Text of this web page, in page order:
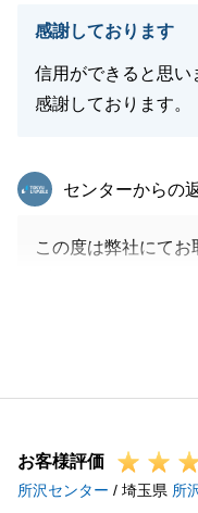
感謝しております
信用ができると思い
感謝しております。
東急リバブル
センターからの
この度は弊社にて
また何か別の機会
ください。
お客様評価
所沢センター / 埼玉県 所